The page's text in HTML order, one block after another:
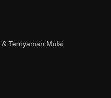
Ternyaman Mulai